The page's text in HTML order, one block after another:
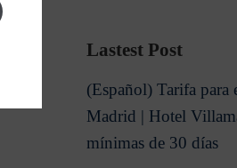
Lastest Post
(Español) Tarifa para
Madrid | Hotel
mínimas de 30 días